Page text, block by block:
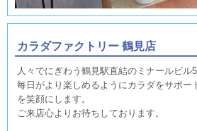
カラダファクトリー 鶴見店
人々でにぎわう鶴見駅直結のミナールビル5
毎日がより楽しめるようにカラダをサポー
を笑顔にします。
ご来店心よりお待ちしております。